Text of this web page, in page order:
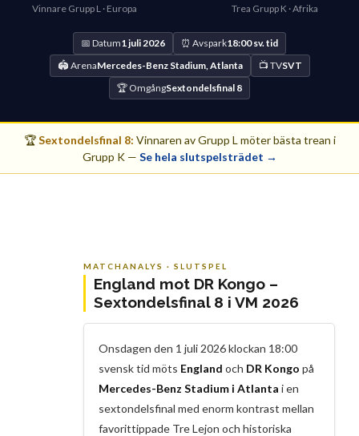
Vinnare Grupp L · Europa Trea Grupp K · Afrika
📅 Datum1 juli 2026 ⏰ Avspark18:00 sv. tid
🏟️ ArenaMercedes-Benz Stadium, Atlanta 📺 TVSVT
🏆 OmgångSextondelsfinal 8
🏆Sextondelsfinal 8: Vinnaren av Grupp L möter bästa trean i
Grupp K — Se hela slutspelsträdet →
MATCHANALYS · SLUTSPEL
England mot DR Kongo –
Sextondelsfinal 8 i VM 2026
Onsdagen den 1 juli 2026 klockan 18:00
svensk tid möts England och DR Kongo på
Mercedes-Benz Stadium i Atlanta i en
sextondelsfinal med enorm kontrast mellan
favorittippade Tre Lejon och historiska